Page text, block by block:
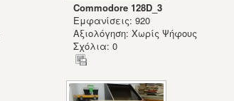
Commodore 128D_3
Εμφανίσεις: 920
Αξιολόγηση: Χωρίς Ψήφους
Σχόλια: 0